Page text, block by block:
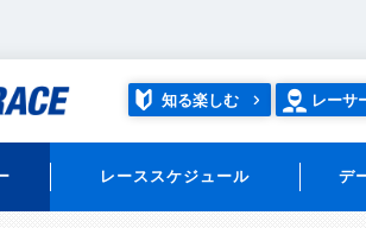
知る楽しむ レーサ
レーススケジュール デ